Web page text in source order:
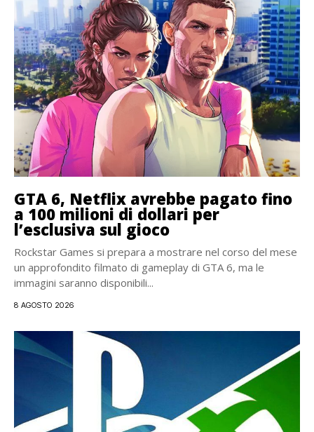
GTA 6, Netflix avrebbe pagato fino
a 100 milioni di dollari per
l’esclusiva sul gioco
Rockstar Games si prepara a mostrare nel corso del mese
un approfondito filmato di gameplay di GTA 6, ma le
immagini saranno disponibili...
8 AGOSTO 2026